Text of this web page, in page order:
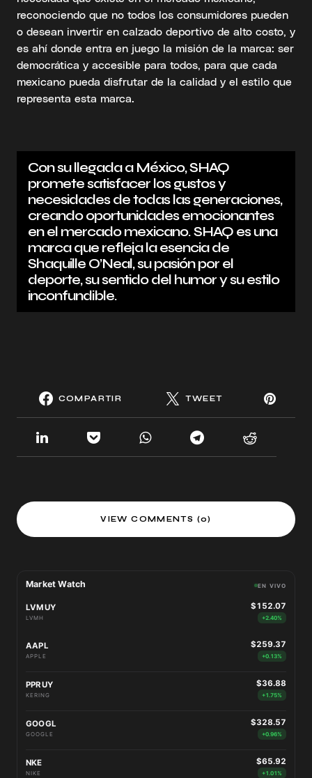
reconociendo que no todos los consumidores pueden
o desean invertir en calzado deportivo de alto costo, y
es ahí donde entra en juego la misión de la marca: ser
democrática y accesible para todos, para que cada
mexicano pueda disfrutar de la calidad y el estilo que
representa esta marca.
Con su llegada a México, SHAQ
promete satisfacer los gustos y
necesidades de todas las generaciones,
creando oportunidades emocionantes
en el mercado mexicano. SHAQ es una
marca que refleja la esencia de
Shaquille O’Neal, su pasión por el
deporte, su sentido del humor y su estilo
inconfundible.
COMPARTIR TWEET
VIEW COMMENTS (0)
Market Watch EN VIVO
LVMUY
LVMH
$152.07
+2.40%
AAPL
APPLE
$259.37
+0.13%
PPRUY
KERING
$36.88
+1.75%
GOOGL
GOOGLE
$328.57
+0.96%
NKE
NIKE
$65.92
+1.01%